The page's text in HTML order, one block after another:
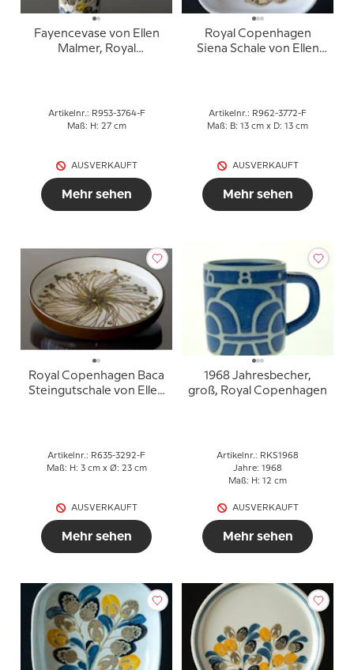
Fayencevase von Ellen
Malmer, Royal
Artikelnr.: R953-3764-F
Maß: H: 27 cm
AUSVERKAUFT
Mehr sehen
Royal Copenhagen
Siena Schale von Ellen
Artikelnr.: R962-3772-F
Maß: B: 13 cm x D: 13 cm
AUSVERKAUFT
Mehr sehen
Royal Copenhagen Baca
Steingutschale von Ellen
Artikelnr.: R635-3292-F
Maß: H: 3 cm x Ø: 23 cm
AUSVERKAUFT
Mehr sehen
1968 Jahresbecher,
groß, Royal Copenhagen
Artikelnr.: RKS1968
Jahre: 1968
Maß: H: 12 cm
AUSVERKAUFT
Mehr sehen